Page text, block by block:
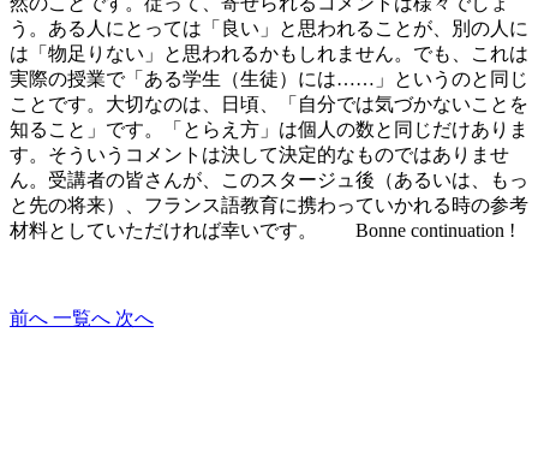
う。ある人にとっては「良い」と思われることが、別の人に
は「物足りない」と思われるかもしれません。でも、これは
実際の授業で「ある学生（生徒）には……」というのと同じ
ことです。大切なのは、日頃、「自分では気づかないことを
知ること」です。「とらえ方」は個人の数と同じだけありま
す。そういうコメントは決して決定的なものではありませ
ん。受講者の皆さんが、このスタージュ後（あるいは、もっ
と先の将来）、フランス語教育に携わっていかれる時の参考
材料としていただければ幸いです。 Bonne continuation !
前へ 一覧へ 次へ